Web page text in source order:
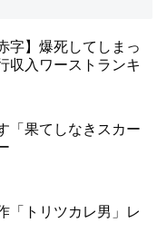
字】爆死してしまっ
収入ワーストランキ
「果てしなきスカー
「トリツカレ男」レ